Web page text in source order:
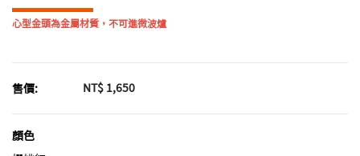
心型金頭為金屬材質，不可進微波爐
售價: NT$ 1,650
顏色